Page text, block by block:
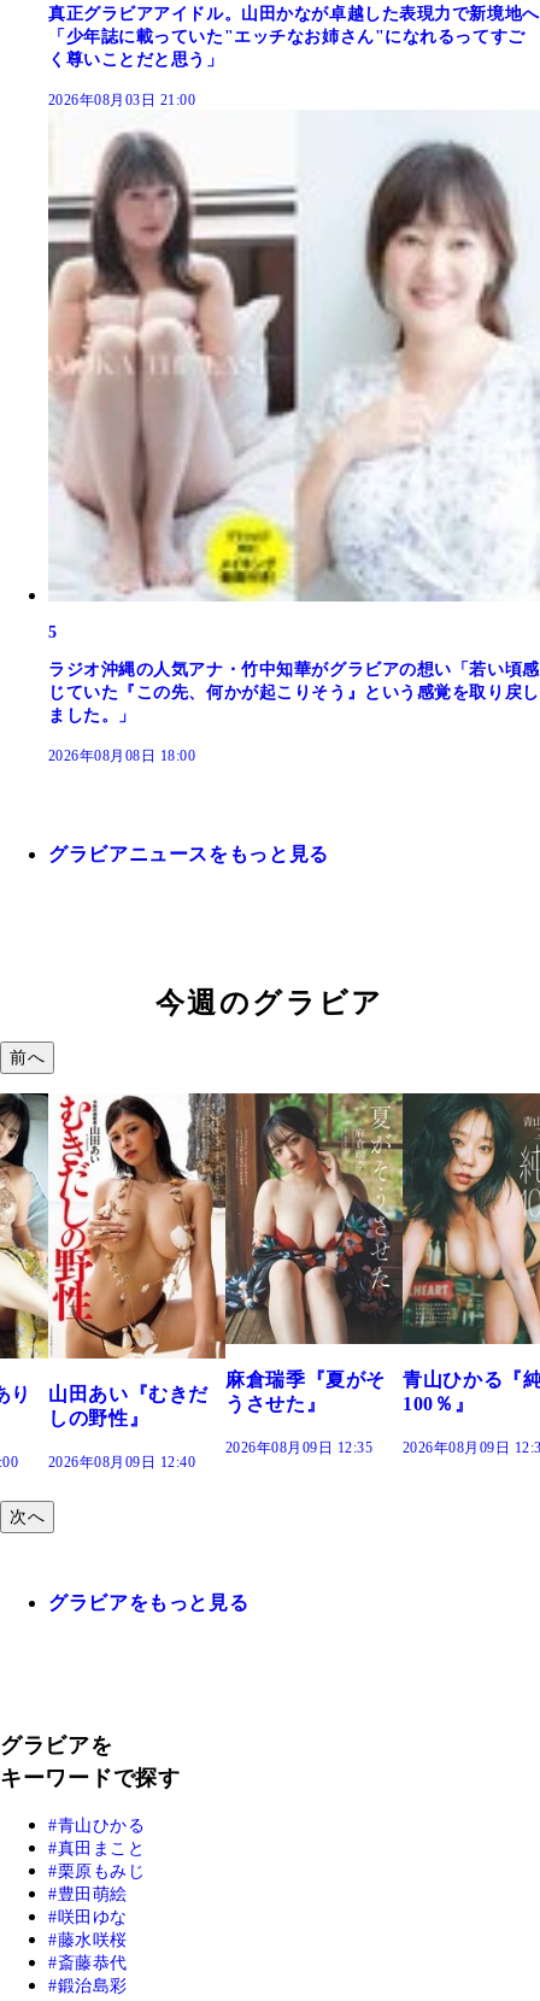
真正グラビアアイドル。山田かなが卓越した表現力で新境地へ
「少年誌に載っていた"エッチなお姉さん"になれるってすご
く尊いことだと思う」
2026年08月03日 21:00
5
ラジオ沖縄の人気アナ・竹中知華がグラビアの想い「若い頃感
じていた『この先、何かが起こりそう』という感覚を取り戻し
ました。」
2026年08月08日 18:00
グラビアニュースをもっと見る
今週のグラビア
前へ
だ
麻倉瑞季『夏がそ
うさせた』
青山ひかる『純度
100％』
2026年08月09日 12:30
溝端 葵『もう
つの、あおい
で。』
2026年08月09日
次へ
グラビアをもっと見る
グラビアを
キーワードで探す
青山ひかる
真田まこと
栗原もみじ
豊田萌絵
咲田ゆな
藤水咲桜
斎藤恭代
鍛治島彩